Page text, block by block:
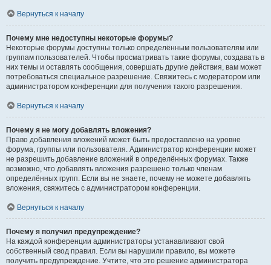
Вернуться к началу
Почему мне недоступны некоторые форумы?
Некоторые форумы доступны только определённым пользователям или
группам пользователей. Чтобы просматривать такие форумы, создавать в
них темы и оставлять сообщения, совершать другие действия, вам может
потребоваться специальное разрешение. Свяжитесь с модератором или
администратором конференции для получения такого разрешения.
Вернуться к началу
Почему я не могу добавлять вложения?
Право добавления вложений может быть предоставлено на уровне
форума, группы или пользователя. Администратор конференции может
не разрешить добавление вложений в определённых форумах. Также
возможно, что добавлять вложения разрешено только членам
определённых групп. Если вы не знаете, почему не можете добавлять
вложения, свяжитесь с администратором конференции.
Вернуться к началу
Почему я получил предупреждение?
На каждой конференции администраторы устанавливают свой
собственный свод правил. Если вы нарушили правило, вы можете
получить предупреждение. Учтите, что это решение администратора